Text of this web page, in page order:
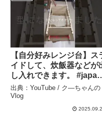
【自分好みレンジ台】ス
イドして、炊飯器などが
し入れできます。 #japan
#shorts #収納 #diy #レン
ジ台#簡単 #整理 – ク―ち
出典：YouTube / ク―ちゃんの
Vlog